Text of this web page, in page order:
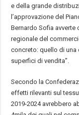
e della grande
l’approvazione del
Bernardo Sofia avverte
regionale del
concreto: quello di
superfici di vendita”.
Secondo la
effetti rilevanti sul
2019-2024 avrebbero